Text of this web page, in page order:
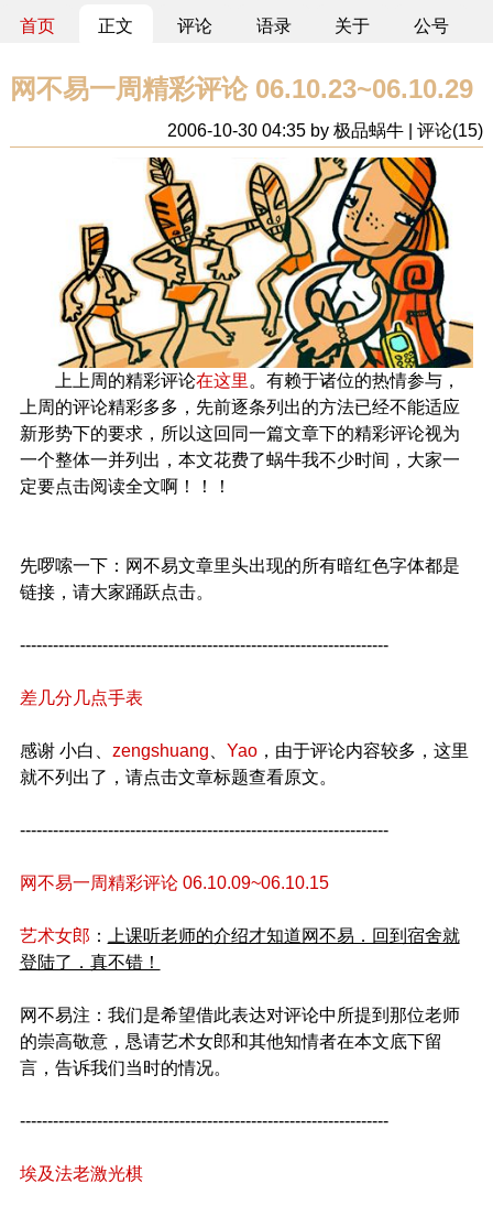
首页 正文 评论 语录 关于 公号
网不易一周精彩评论 06.10.23~06.10.29
2006-10-30 04:35 by 极品蜗牛 | 评论(15)
上上周的精彩评论在这里 。有赖于诸位的热情参与，
上周的评论精彩多多，先前逐条列出的方法已经不能适应
新形势下的要求，所以这回同一篇文章下的精彩评论视为
一个整体一并列出，本文花费了蜗牛我不少时间，大家一
定要点击阅读全文啊！！！
先啰嗦一下：网不易文章里头出现的所有暗红色字体都是
链接，请大家踊跃点击。
-------------------------------------------------------------------
差几分几点手表
感谢 小白、 zengshuang Yao，由于评论内容较多，这里
就不列出了，请点击文章标题查看原文。
-------------------------------------------------------------------
网不易一周精彩评论 06.10.09~06.10.15
艺术女郎 ：
上课听老师的介绍才知道网不易．回到宿舍就
登陆了．真不错！
网不易注：我们是希望借此表达对评论中所提到那位老师
的崇高敬意，恳请艺术女郎和其他知情者在本文底下留
言，告诉我们当时的情况。
-------------------------------------------------------------------
埃及法老激光棋